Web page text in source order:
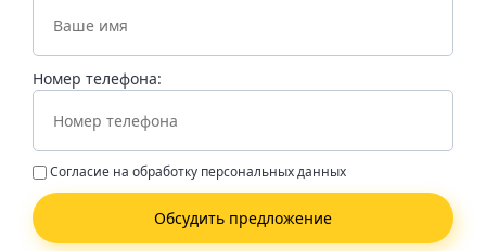
радио каждый
день
Номер телефона:
Согласие на обработку персональных данных
Обсудить предложение
данных
Отправить
Согласие на обработку
данных
Валдай
Великий Новгород
Новосибирская область
Бердск
Омская область